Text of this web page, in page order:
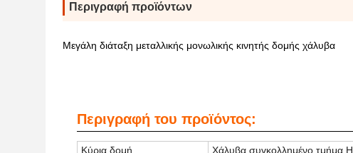
Περιγραφή προϊόντων
Μεγάλη διάταξη μεταλλικής μονωλικής κινητής δομής χάλυβα
Περιγραφή του προϊόντος:
Κύρια δομή
Χάλυβα συγκολλημένο τμήμα H